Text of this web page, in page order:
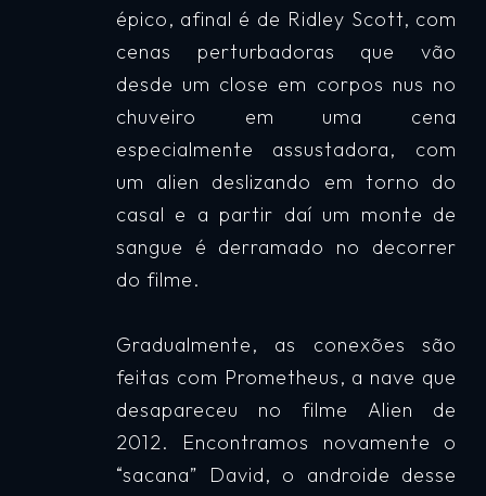
épico, afinal é de Ridley Scott, com
cenas perturbadoras que vão
desde um close em corpos nus no
chuveiro em uma cena
especialmente assustadora, com
um alien deslizando em torno do
casal e a partir daí um monte de
sangue é derramado no decorrer
do filme.
Gradualmente, as conexões são
feitas com Prometheus, a nave que
desapareceu no filme Alien de
2012. Encontramos novamente o
“sacana” David, o androide desse